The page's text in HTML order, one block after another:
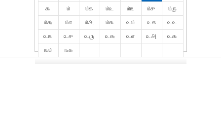
௯
௰ ௰௧ ௰௨ ௰௩ ௰௪
௰௫
௰௬
௰௭ ௰௮ ௰௯ ௨௰ ௨௧
௨௨
௨௩
௨௪ ௨௫ ௨௬ ௨௭ ௨௮
௨௯
௩௰
௩௧